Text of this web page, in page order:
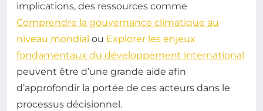
implications, des ressources comme
Comprendre la gouvernance climatique au
niveau mondial ou Explorer les enjeux
fondamentaux du développement international
peuvent être d’une grande aide afin
d’approfondir la portée de ces acteurs dans le
processus décisionnel.